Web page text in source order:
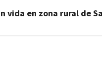
vida en zona rural de